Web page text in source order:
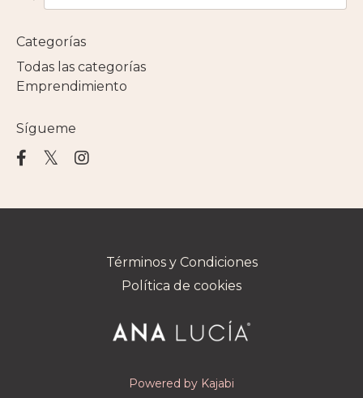
Categorías
Todas las categorías
Emprendimiento
Sígueme
Términos y Condiciones
Política de cookies
Powered by Kajabi